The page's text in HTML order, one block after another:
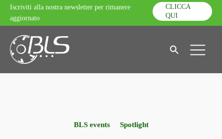
Iscriviti alla nostra newsletter per rimanere
aggiornato
CLICCA
QUI
BLS events Spotlight